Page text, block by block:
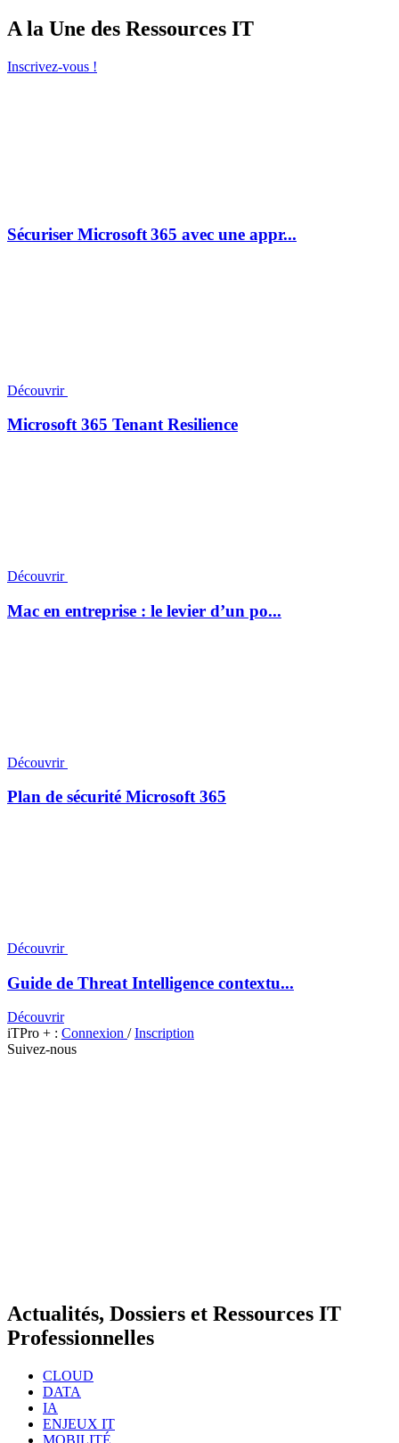
A la Une des Ressources IT
Inscrivez-vous !
Sécuriser Microsoft 365 avec une appr...
Découvrir
Microsoft 365 Tenant Resilience
Découvrir
Mac en entreprise : le levier d’un po...
Découvrir
Plan de sécurité Microsoft 365
Découvrir
Guide de Threat Intelligence contextu...
Découvrir
iTPro + : Connexion /Inscription
Suivez-nous
Actualités, Dossiers et Ressources IT
Professionnelles
CLOUD
DATA
IA
ENJEUX IT